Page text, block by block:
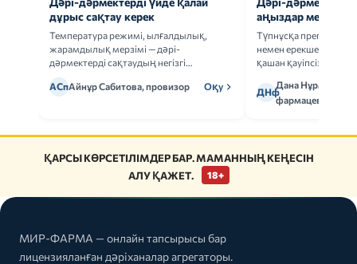
дұрыс сақтау керек
Температура режимі, ылғалдылық,
жарамдылық мерзімі — дәрі-
дәрмектерді сақтаудың негізгі
АСпАйнұр Сабитова, провизор Оқу
аңыздар мен
Түпнұсқа
немен ерекшеленеді
қашан қауіпсіз.
ДНф
Дана
фармацевт
ҚАРСЫ КӨРСЕТІЛІМДЕР БАР. МАМАННЫҢ КЕҢЕСІН
АЛУ ҚАЖЕТ.
18+
МИР-ФАРМА — онлайн тапсырысы бар
лицензияланған дәріханалар агрегаторы.